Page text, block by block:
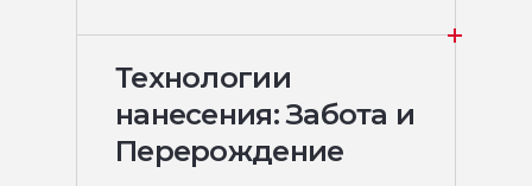
Технологии
нанесения: Забота и
Перерождение